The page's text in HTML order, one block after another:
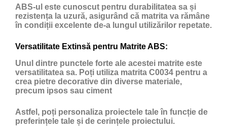
ABS-ul este cunoscut pentru durabilitatea sa și
rezistența la uzură, asigurând că matrita va rămâne
în condiții excelente de-a lungul utilizărilor repetate.
Versatilitate Extinsă pentru Matrite ABS:
Unul dintre punctele forte ale acestei matrite este
versatilitatea sa. Poți utiliza matrita C0034 pentru a
crea pietre decorative din diverse materiale,
precum ipsos sau ciment
Astfel, poți personaliza proiectele tale în funcție de
preferințele tale și de cerințele proiectului.